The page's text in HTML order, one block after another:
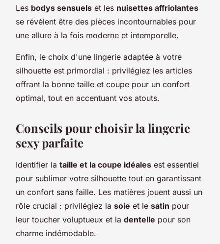
Les bodys sensuels et les nuisettes affriolantes
se révèlent être des pièces incontournables pour
une allure à la fois moderne et intemporelle.
Enfin, le choix d'une lingerie adaptée à votre
silhouette est primordial : privilégiez les articles
offrant la bonne taille et coupe pour un confort
optimal, tout en accentuant vos atouts.
Conseils pour choisir la lingerie
sexy parfaite
Identifier la taille et la coupe idéales est essentiel
pour sublimer votre silhouette tout en garantissant
un confort sans faille. Les matières jouent aussi un
rôle crucial : privilégiez la soie et le satin pour
leur toucher voluptueux et la dentelle pour son
charme indémodable.